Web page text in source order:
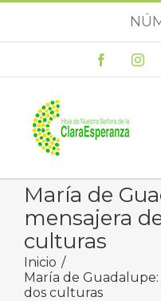
Facebook
María de
mensajera
culturas
Inicio
María de
dos culturas